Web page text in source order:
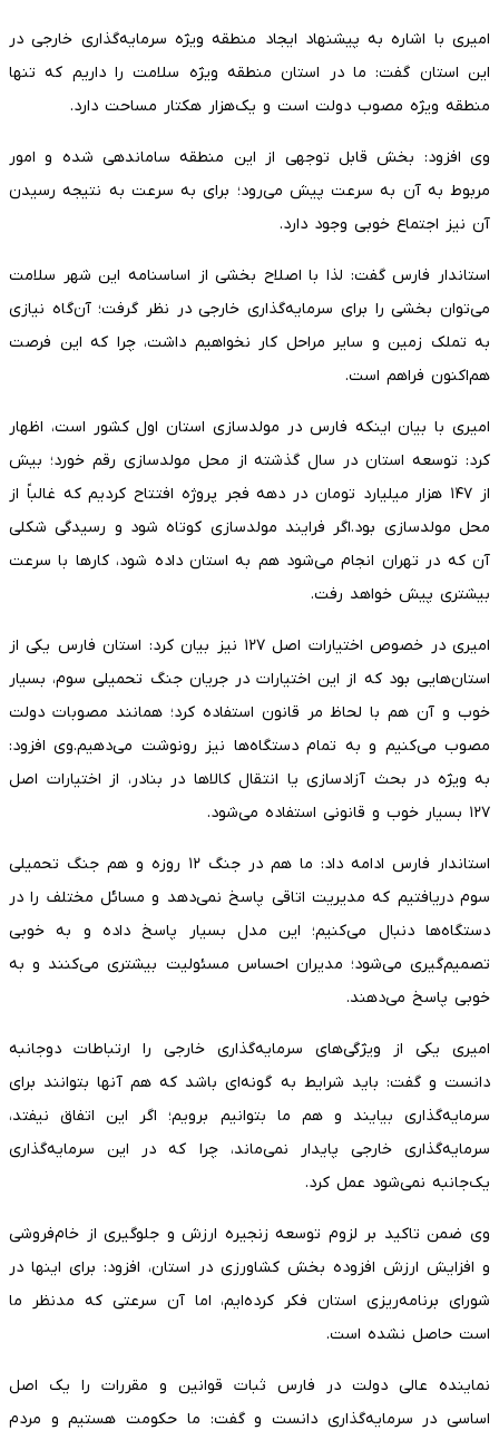
امیری با اشاره به پیشنهاد ایجاد منطقه ویژه سرمایه‌گذاری خارجی در
این استان گفت: ما در استان منطقه ویژه سلامت را داریم که تنها
منطقه ویژه مصوب دولت است و یک‌هزار هکتار مساحت دارد.
وی افزود: بخش قابل توجهی از این منطقه ساماندهی شده و امور
مربوط به آن به سرعت پیش می‌رود؛ برای به سرعت به نتیجه رسیدن
آن نیز اجتماع خوبی وجود دارد.
استاندار فارس گفت: لذا با اصلاح بخشی از اساسنامه این شهر سلامت
می‌توان بخشی را برای سرمایه‌گذاری خارجی در نظر گرفت؛ آن‌گاه نیازی
به تملک زمین و سایر مراحل کار نخواهیم داشت، چرا که این فرصت
هم‌اکنون فراهم است.
امیری با بیان اینکه فارس در مولدسازی استان اول کشور است، اظهار
کرد: توسعه استان در سال گذشته از محل مولدسازی رقم خورد؛ بیش
از ۱۴۷ هزار میلیارد تومان در دهه فجر پروژه افتتاح کردیم که غالباً از
محل مولدسازی بود.اگر فرایند مولدسازی کوتاه شود و رسیدگی شکلی
آن که در تهران انجام می‌شود هم به استان داده شود، کارها با سرعت
بیشتری پیش خواهد رفت.
امیری در خصوص اختیارات اصل ۱۲۷ نیز بیان کرد: استان فارس یکی از
استان‌هایی بود که از این اختیارات در جریان جنگ تحمیلی سوم، بسیار
خوب و آن هم با لحاظ مر قانون استفاده کرد؛ همانند مصوبات دولت
مصوب می‌کنیم و به تمام دستگاه‌ها نیز رونوشت می‌دهیم.وی افزود:
به ویژه در بحث آزادسازی یا انتقال کالاها در بنادر، از اختیارات اصل
۱۲۷ بسیار خوب و قانونی استفاده می‌شود.
استاندار فارس ادامه داد: ما هم در جنگ ۱۲ روزه و هم جنگ تحمیلی
سوم دریافتیم که مدیریت اتاقی پاسخ نمی‌دهد و مسائل مختلف را در
دستگاه‌ها دنبال می‌کنیم؛ این مدل بسیار پاسخ داده و به خوبی
تصمیم‌گیری می‌شود؛ مدیران احساس مسئولیت بیشتری می‌کنند و به
خوبی پاسخ می‌دهند.
امیری یکی از ویژگی‌های سرمایه‌گذاری خارجی را ارتباطات دوجانبه
دانست و گفت: باید شرایط به گونه‌ای باشد که هم آنها بتوانند برای
سرمایه‌گذاری بیایند و هم ما بتوانیم برویم؛ اگر این اتفاق نیفتد،
سرمایه‌گذاری خارجی پایدار نمی‌ماند، چرا که در این سرمایه‌گذاری
یک‌جانبه نمی‌شود عمل کرد.
وی ضمن تاکید بر لزوم توسعه زنجیره ارزش و جلوگیری از خام‌فروشی
و افزایش ارزش افزوده بخش کشاورزی در استان، افزود: برای اینها در
شورای برنامه‌ریزی استان فکر کرده‌ایم، اما آن سرعتی که مدنظر ما
است حاصل نشده است.
نماینده عالی دولت در فارس ثبات قوانین و مقررات را یک اصل
اساسی در سرمایه‌گذاری دانست و گفت: ما حکومت هستیم و مردم